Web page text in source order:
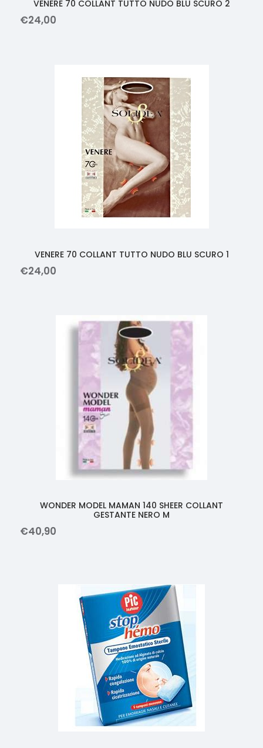
VENERE 70 COLLANT TUTTO NUDO BLU SCURO 2
€24,00
VENERE 70 COLLANT TUTTO NUDO BLU SCURO 1
€24,00
WONDER MODEL MAMAN 140 SHEER COLLANT
GESTANTE NERO M
€40,90